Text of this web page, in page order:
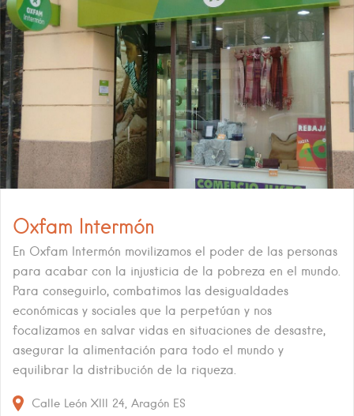
Oxfam Intermón
En Oxfam Intermón movilizamos el poder de las personas
para acabar con la injusticia de la pobreza en el mundo.
Para conseguirlo, combatimos las desigualdades
económicas y sociales que la perpetúan y nos
focalizamos en salvar vidas en situaciones de desastre,
asegurar la alimentación para todo el mundo y
equilibrar la distribución de la riqueza.
Calle León XIII 24 Aragón ES